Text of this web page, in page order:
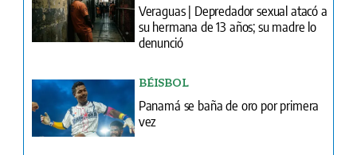
Veraguas | Depredador sexual atacó a
su hermana de 13 años; su madre lo
denunció
BÉISBOL
Panamá se baña de oro por primera
vez